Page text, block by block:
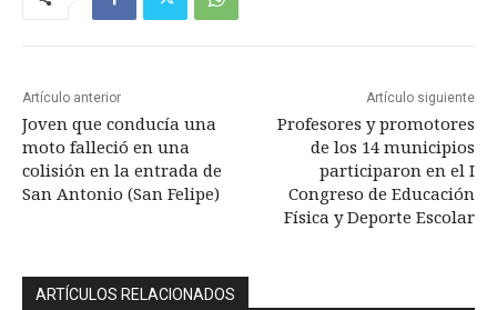
Artículo anterior
Joven que conducía una
moto falleció en una
colisión en la entrada de
San Antonio (San Felipe)
Artículo siguiente
Profesores y promotores
de los 14 municipios
participaron en el I
Congreso de Educación
Física y Deporte Escolar
ARTÍCULOS RELACIONADOS